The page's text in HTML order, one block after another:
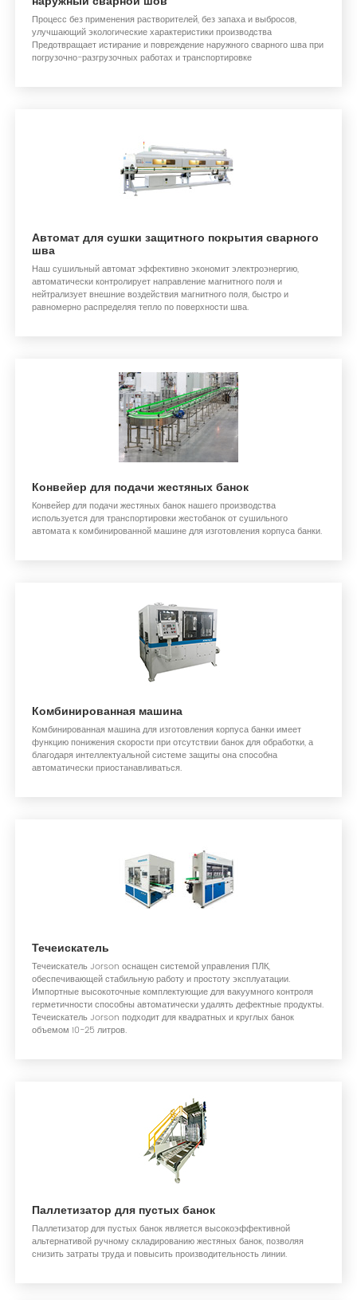
Процесс без применения растворителей, без запаха и выбросов,
улучшающий экологические характеристики производства
Предотвращает истирание и повреждение наружного сварного шва при
погрузочно-разгрузочных работах и транспортировке
Автомат для сушки защитного покрытия сварного
шва
Наш сушильный автомат эффективно экономит электроэнергию,
автоматически контролирует направление магнитного поля и
нейтрализует внешние воздействия магнитного поля, быстро и
равномерно распределяя тепло по поверхности шва.
Конвейер для подачи жестяных банок
Конвейер для подачи жестяных банок нашего производства
используется для транспортировки жестобанок от сушильного
автомата к комбинированной машине для изготовления корпуса банки.
Комбинированная машина
Комбинированная машина для изготовления корпуса банки имеет
функцию понижения скорости при отсутствии банок для обработки, а
благодаря интеллектуальной системе защиты она способна
автоматически приостанавливаться.
Течеискатель
Течеискатель Jorson оснащен системой управления ПЛК,
обеспечивающей стабильную работу и простоту эксплуатации.
Импортные высокоточные комплектующие для вакуумного контроля
герметичности способны автоматически удалять дефектные продукты.
Течеискатель Jorson подходит для квадратных и круглых банок
объемом 10-25 литров.
Паллетизатор для пустых банок
Паллетизатор для пустых банок является высокоэффективной
альтернативой ручному складированию жестяных банок, позволяя
снизить затраты труда и повысить производительность линии.